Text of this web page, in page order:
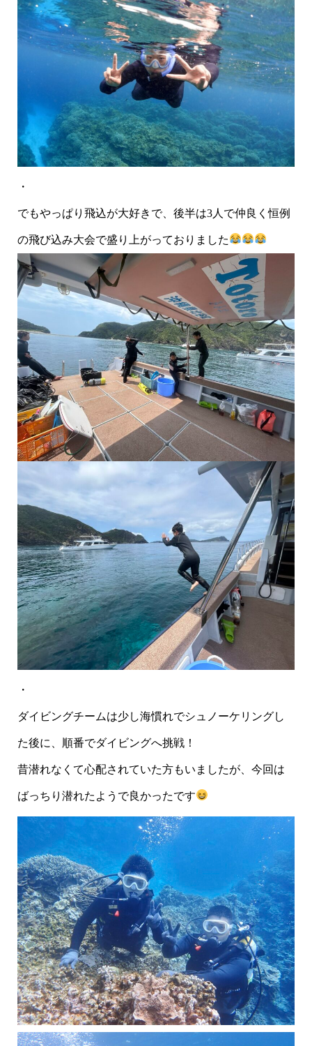
・
でもやっぱり飛込が大好きで、後半は3人で仲良く恒例
の飛び込み大会で盛り上がっておりました
・
ダイビングチームは少し海慣れでシュノーケリングし
た後に、順番でダイビングへ挑戦！
昔潜れなくて心配されていた方もいましたが、今回は
ばっちり潜れたようで良かったです